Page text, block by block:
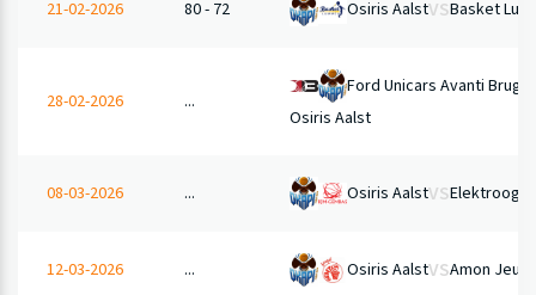
21-02-2026 80 - 72 Osiris AalstVSBasket
28-02-2026 ...
Ford Unicars Avanti
Osiris Aalst
08-03-2026 ... Osiris AalstVS
12-03-2026 ... Osiris AalstVSAmon